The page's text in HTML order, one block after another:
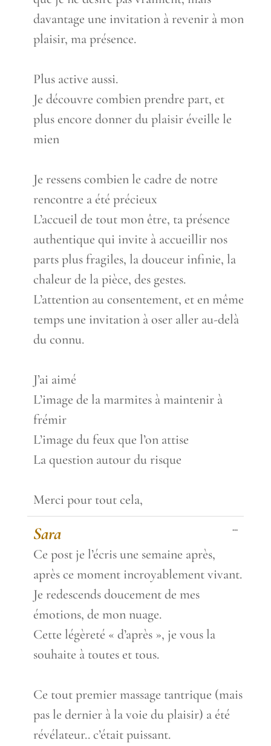
davantage une invitation à revenir à mon
plaisir, ma présence.
Plus active aussi.
Je découvre combien prendre part, et
plus encore donner du plaisir éveille le
mien
Je ressens combien le cadre de notre
rencontre a été précieux
L’accueil de tout mon être, ta présence
authentique qui invite à accueillir nos
parts plus fragiles, la douceur infinie, la
chaleur de la pièce, des gestes.
L’attention au consentement, et en même
temps une invitation à oser aller au-delà
du connu.
J’ai aimé
L’image de la marmites à maintenir à
frémir
L’image du feux que l’on attise
La question autour du risque
Merci pour tout cela,
Sara
Ce post je l’écris une semaine après,
après ce moment incroyablement vivant.
Je redescends doucement de mes
émotions, de mon nuage.
Cette légèreté « d’après », je vous la
souhaite à toutes et tous.
Ce tout premier massage tantrique (mais
pas le dernier à la voie du plaisir) a été
révélateur.. c’était puissant.
...Toggle